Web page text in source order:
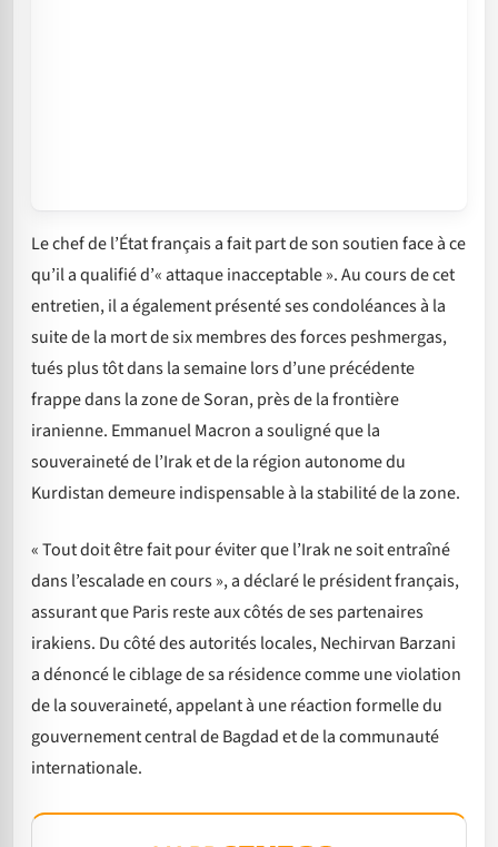
Le chef de l’État français a fait part de son soutien face à ce
qu’il a qualifié d’« attaque inacceptable ». Au cours de cet
entretien, il a également présenté ses condoléances à la
suite de la mort de six membres des forces peshmergas,
tués plus tôt dans la semaine lors d’une précédente
frappe dans la zone de Soran, près de la frontière
iranienne. Emmanuel Macron a souligné que la
souveraineté de l’Irak et de la région autonome du
Kurdistan demeure indispensable à la stabilité de la zone.
« Tout doit être fait pour éviter que l’Irak ne soit entraîné
dans l’escalade en cours », a déclaré le président français,
assurant que Paris reste aux côtés de ses partenaires
irakiens. Du côté des autorités locales, Nechirvan Barzani
a dénoncé le ciblage de sa résidence comme une violation
de la souveraineté, appelant à une réaction formelle du
gouvernement central de Bagdad et de la communauté
internationale.